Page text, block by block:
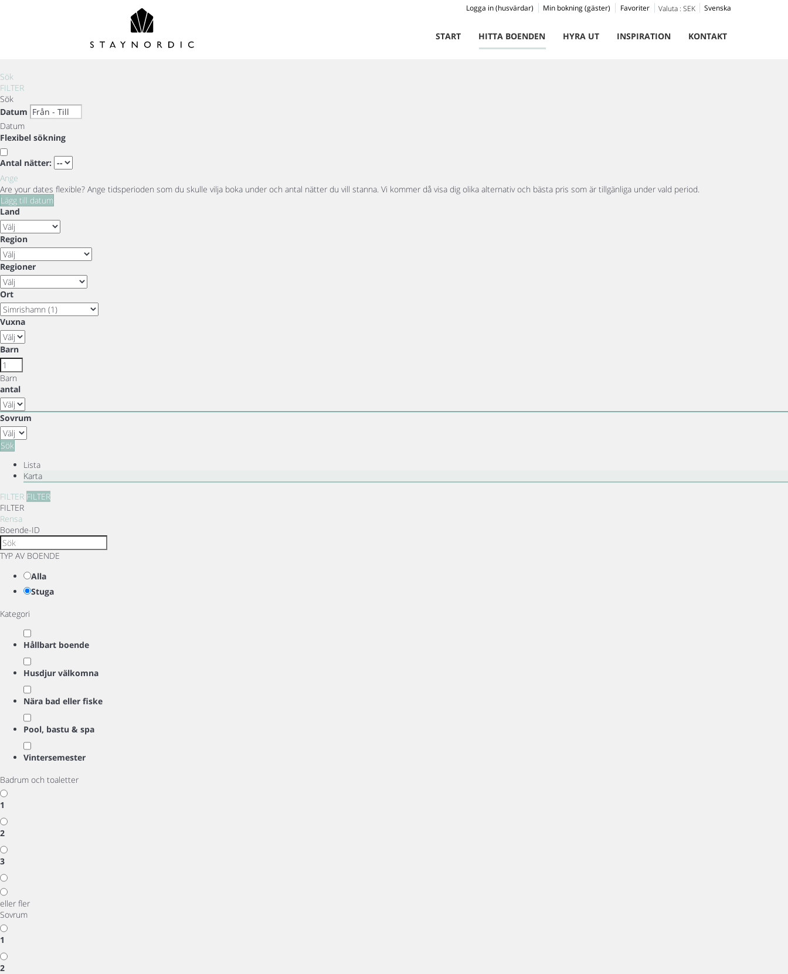
Svenska
Valuta : SEK
Favoriter
Min bokning (gäster)
Logga in (husvärdar)
START HITTA BOENDEN HYRA UT INSPIRATION KONTAKT
Sök
FILTER
Sök
Datum
Datum
Flexibel sökning
Antal nätter:
Ange
Are your dates flexible? Ange tidsperioden som du skulle vilja boka under och antal nätter du vill stanna. Vi kommer då visa dig olika alternativ och bästa pris som är tillgänliga under vald period.
Lägg till datum
Land
Region
Regioner
Ort
Vuxna
Barn
Barn
antal
Sovrum
Sök
Lista
Karta
FILTER FILTER
FILTER
Rensa
Boende-ID
TYP AV BOENDE
Alla
Stuga
Kategori
Hållbart boende
Husdjur välkomna
Nära bad eller fiske
Pool, bastu & spa
Vintersemester
Badrum och toaletter
1
2
3
eller fler
Sovrum
1
2